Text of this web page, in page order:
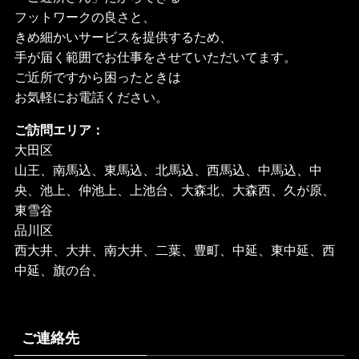
フットワークの良さと、
きめ細かいサービスを提供するため、
手が届く範囲でお仕事をさせていただいてます。
ご近所ですから困ったときは
お気軽にお電話ください。
ご訪問エリア：
大田区
山王、南馬込、東馬込、北馬込、西馬込、中馬込、中
央、池上、仲池上、上池台、大森北、大森西、久が原、
東雪谷
品川区
西大井、大井、南大井、二葉、豊町、中延、東中延、西
中延、旗の台、
ご連絡先